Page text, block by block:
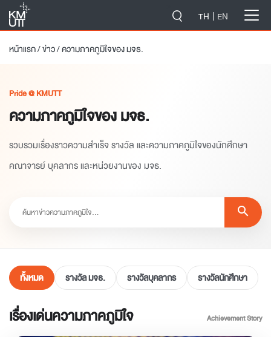
TH EN
หน้าแรก/ข่าว/ความภาคภูมิใจของ มจธ.
Pride @ KMUTT
ความภาคภูมิใจของ มจธ.
รวบรวมเรื่องราวความสำเร็จ รางวัล และความภาคภูมิใจของนักศึกษา
คณาจารย์ บุคลากร และหน่วยงานของ มจธ.
search
ทั้งหมด รางวัล มจธ. รางวัลบุคลากร รางวัลนักศึกษา
เรื่องเด่นความภาคภูมิใจ Achievement Story